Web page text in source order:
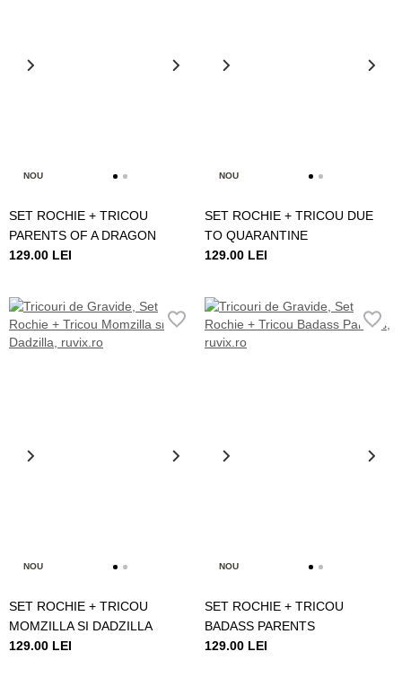
NOU
SET ROCHIE + TRICOU
PARENTS OF A DRAGON
129.00 LEI
NOU
SET ROCHIE + TRICOU DUE
TO QUARANTINE
129.00 LEI
NOU
SET ROCHIE + TRICOU
MOMZILLA SI DADZILLA
129.00 LEI
NOU
SET ROCHIE + TRICOU
BADASS PARENTS
129.00 LEI